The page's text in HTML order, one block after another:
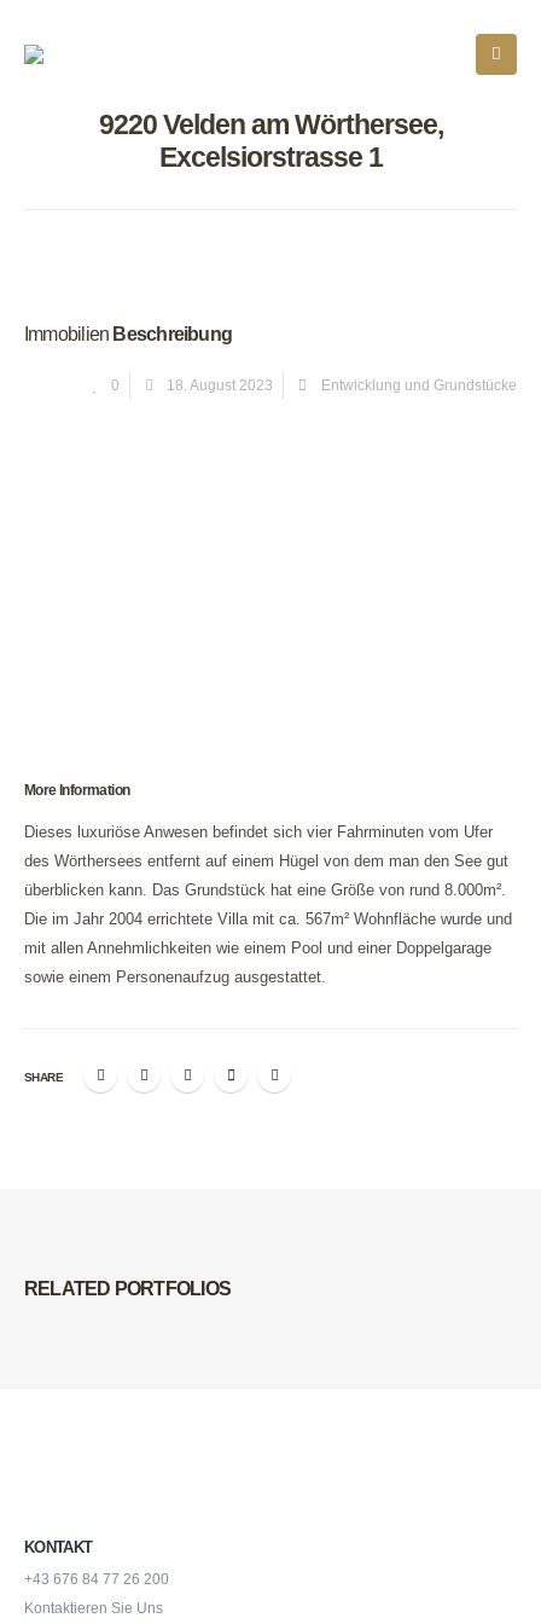
9220 Velden am Wörthersee,
Excelsiorstrasse 1
Immobilien Beschreibung
0 18. August 2023 Entwicklung und Grundstücke
More Information
Dieses luxuriöse Anwesen befindet sich vier Fahrminuten vom Ufer
des Wörthersees entfernt auf einem Hügel von dem man den See gut
überblicken kann. Das Grundstück hat eine Größe von rund 8.000m².
Die im Jahr 2004 errichtete Villa mit ca. 567m² Wohnfläche wurde und
mit allen Annehmlichkeiten wie einem Pool und einer Doppelgarage
sowie einem Personenaufzug ausgestattet.
SHARE
RELATED PORTFOLIOS
KONTAKT
+43 676 84 77 26 200
Kontaktieren Sie Uns